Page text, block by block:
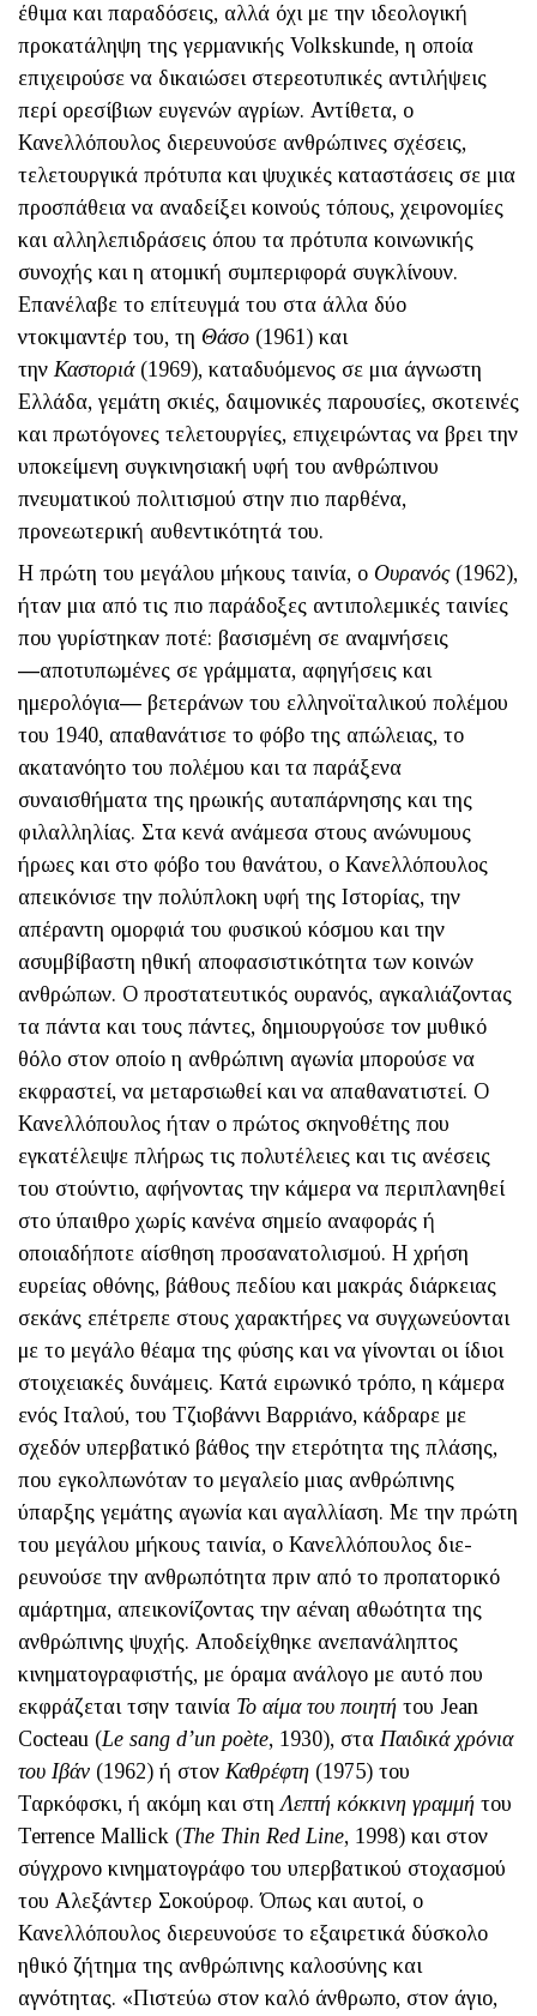
έθιμα και παραδόσεις, αλλά όχι με την ιδεολογική
προκατάληψη της γερμανικής Volkskunde, η οποία
επιχειρούσε να δικαιώσει στερεοτυπικές αντιλήψεις
περί ορεσίβιων ευγενών ­αγρίων. Αντίθετα, ο
Κανελλόπουλος διερευνούσε ανθρώπινες σχέσεις,
τελετουργικά πρότυπα και ψυχικές καταστάσεις σε μια
προσ­πάθεια να αναδείξει κοινούς τόπους, χειρονομίες
και αλληλεπιδράσεις όπου τα πρότυπα κοινωνικής
συνοχής και η ατομική συμπεριφορά συγκλίνουν.
Επανέλαβε το επίτευγμά του στα άλλα δύο
ντοκιμαντέρ του, τη Θάσο (1961) και
την Καστοριά(1969), καταδυόμενος σε μια άγνωστη
Ελλάδα, γεμάτη σκιές, δαιμονικές παρουσίες, σκοτεινές
και πρωτόγονες τελετουργίες, επιχειρώντας να βρει την
υποκείμενη συγκινησιακή υφή του ανθρώπινου
πνευματικού πολιτισμού στην πιο παρθένα,
προνεωτερική αυθεντικότητά του.
Η πρώτη του μεγάλου μήκους ταινία, ο Ουρανός(1962),
ήταν μια από τις πιο παράδοξες αντιπολεμικές ταινίες
που γυρίστηκαν ποτέ: βασισμένη σε αναμνήσεις
―αποτυπωμένες σε γράμματα, αφηγήσεις και
ημερολόγια― βετεράνων του ελληνοϊταλικού πολέμου
του 1940, απαθανάτισε το φόβο της απώλειας, το
ακατανόητο του πολέμου και τα παράξενα
συναισθήματα της ηρωικής αυταπάρνησης και της
φιλαλ­ληλίας. Στα κενά ανάμεσα στους ανώνυμους
ήρωες και στο φόβο του θανάτου, ο Κανελλόπουλος
απεικόνισε την πολύπλοκη υφή της Ιστορίας, την
απέραντη ομορφιά του φυσικού κόσμου και την
ασυμβίβαστη ηθική αποφασιστικότητα των κοινών
ανθρώπων. Ο προστατευτικός ουρανός, αγκαλιάζοντας
τα πάντα και τους πάντες, δημιουργούσε τον μυθικό
θόλο στον οποίο η ανθρώπινη αγωνία μπορούσε να
εκφραστεί, να μεταρσιωθεί και να απαθανατιστεί. Ο
Κανελλόπουλος ήταν ο πρώτος σκηνοθέτης που
εγκατέλειψε πλήρως τις πολυτέλειες και τις ανέσεις
του στούντιο, αφήνοντας την κάμερα να περιπλανηθεί
στο ύπαιθρο χωρίς κανένα σημείο αναφοράς ή
οποιαδήποτε αίσθηση προσανατολισμού. Η χρήση
ευρείας οθόνης, βάθους πεδίου και μακράς διάρκειας
σεκάνς επέτρεπε στους χαρακτήρες να συγχωνεύονται
με το μεγάλο θέαμα της φύσης και να γίνονται οι ίδιοι
στοιχειακές δυνάμεις. Κατά ειρωνικό τρόπο, η κάμερα
ενός Ιταλού, του Τζιοβάννι Βαρριάνο, κάδραρε με
σχεδόν υπερβατικό βάθος την ετερότητα της πλάσης,
που εγκολπωνόταν το μεγαλείο μιας ανθρώπινης
ύπαρξης γεμάτης αγωνία και αγαλλίαση. Με την πρώτη
του μεγάλου μήκους ταινία, ο Κανελλόπουλος διε­
ρευνούσε την ανθρωπότητα πριν από το προπατορικό
αμάρτημα, απεικονίζοντας την αέναη αθωότητα της
ανθρώπινης ψυχής. Αποδείχθηκε ανεπανάληπτος
κινηματογραφιστής, με όραμα ανάλογο με αυτό που
εκφράζεται τσην ταινία Το αίμα του ποιη­τή του Jean
Cocteau (Le sang d’un poète, 1930), στα Παιδικά χρόνια
του Ιβάν (1962) ή στον Καθρέφτη (1975) του
Ταρκόφσκι, ή ακόμη και στηΛεπτή κόκκινη γραμμή του
Terrence Mallick (The Thin Red Line, 1998) και στον
σύγχρονο κινηματογράφο του υπερβατικού στοχασμού
του Αλεξάντερ Σοκούροφ. Όπως και αυτοί, ο
Κανελλόπουλος διερευνούσε το εξαιρετικά δύσκολο
ηθικό ζήτημα της ανθρώπινης καλοσύνης και
αγνότητας. «Πιστεύω στον καλό άνθρωπο, στον άγιο,